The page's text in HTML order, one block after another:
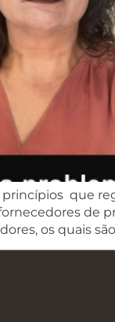
que
de
os quais